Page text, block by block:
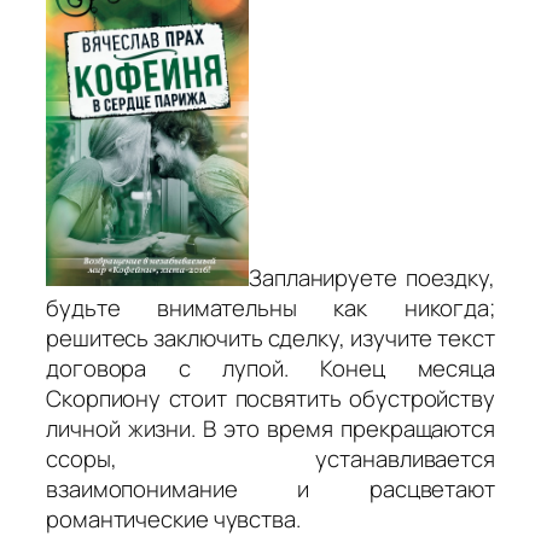
Запланируете поездку,
будьте внимательны как никогда;
решитесь заключить сделку, изучите текст
договора с лупой. Конец месяца
Скорпиону стоит посвятить обустройству
личной жизни. В это время прекращаются
ссоры, устанавливается
взаимопонимание и расцветают
романтические чувства.